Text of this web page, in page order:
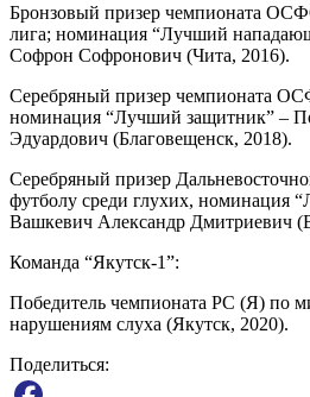
Бронзовый призер чемпионата
лига; номинация “Лучший
Софрон Софронович (Чита, 2016).
Серебряный призер чемпионата
номинация “Лучший защитник” –
Эдуардович (Благовещенск, 2018).
Серебряный призер
футболу среди глухих, номинация
Вашкевич Александр Дмитриевич
Команда “Якутск-1”:
Победитель чемпионата РС (Я) по
нарушениям слуха (Якутск, 2020).
Поделиться: